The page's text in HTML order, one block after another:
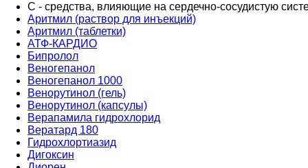
C - средства, влияющие на сердечно-сосудистую
Аритмил (раствор для инъекций)
Аритмил (таблетки)
АТФ-КАРДИО
Бипролол
Веногепанол
Веногепанол 1000
Венорутинол (гель)
Венорутинол (капсулы)
Верапамила гидрохлорид
Вератард 180
Гидрохлортиазид
Дигоксин